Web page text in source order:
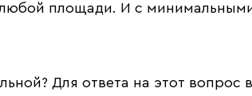
площади. И с
Для ответа на этот